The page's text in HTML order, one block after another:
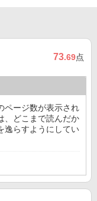
73.69点
ページ数が表示され
、どこまで読んだか
逸らすようにしてい